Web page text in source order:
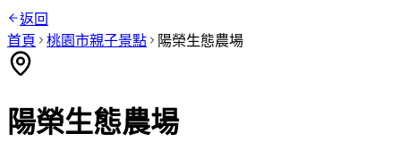
返回
首頁
桃園市親子景點 陽榮生態農場
陽榮生態農場